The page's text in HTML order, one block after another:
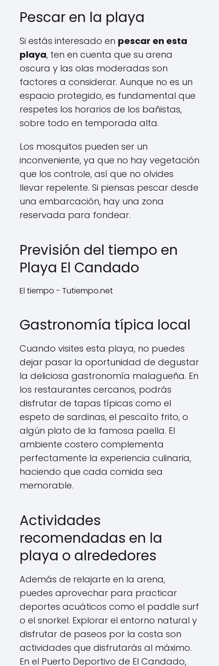
Pescar en la playa
Si estás interesado en pescar en esta
playa, ten en cuenta que su arena
oscura y las olas moderadas son
factores a considerar. Aunque no es un
espacio protegido, es fundamental que
respetes los horarios de los bañistas,
sobre todo en temporada alta.
Los mosquitos pueden ser un
inconveniente, ya que no hay vegetación
que los controle, así que no olvides
llevar repelente. Si piensas pescar desde
una embarcación, hay una zona
reservada para fondear.
Previsión del tiempo en
Playa El Candado
El tiempo - Tutiempo.net
Gastronomía típica local
Cuando visites esta playa, no puedes
dejar pasar la oportunidad de degustar
la deliciosa gastronomía malagueña. En
los restaurantes cercanos, podrás
disfrutar de tapas típicas como el
espeto de sardinas, el pescaíto frito, o
algún plato de la famosa paella. El
ambiente costero complementa
perfectamente la experiencia culinaria,
haciendo que cada comida sea
memorable.
Actividades
recomendadas en la
playa o alrededores
Además de relajarte en la arena,
puedes aprovechar para practicar
deportes acuáticos como el paddle surf
o el snorkel. Explorar el entorno natural y
disfrutar de paseos por la costa son
actividades que disfrutarás al máximo.
En el Puerto Deportivo de El Candado,